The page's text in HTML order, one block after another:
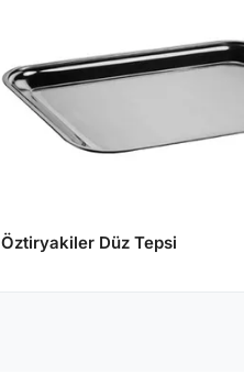
Öztiryakiler Düz Tepsi